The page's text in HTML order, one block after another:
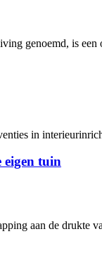
genoemd, is een
in
eigen tuin
aan de drukte